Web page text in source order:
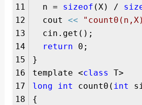
11
12
13
14
15
16
17
18
n = sizeof (X) /
cout<<
cin.get();
return 0;
}
template <class
T>
long
int count0( int
{